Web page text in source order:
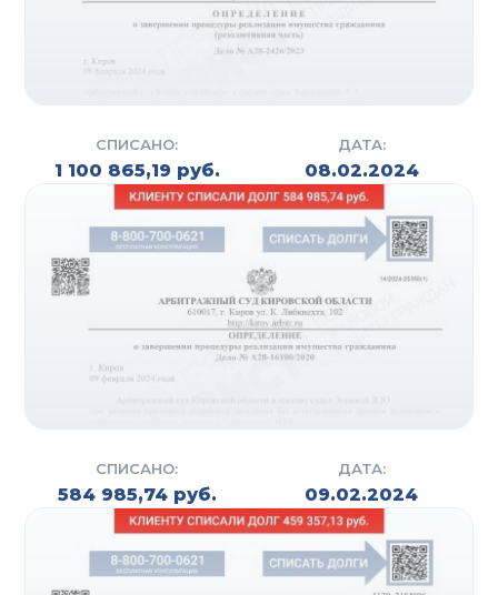
Свяжитесь с нами уже сегодня, чтобы получить
консультацию гражданского юриста и начать
СПИСАНО:
1 100 865,19 руб.
ДАТА:
08.02.2024
СПИСАНО:
584 985,74 руб.
ДАТА:
09.02.2024